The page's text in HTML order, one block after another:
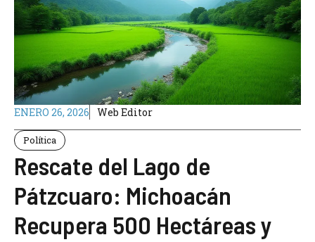
ENERO 26, 2026 Web Editor
Política
Rescate del Lago de
Pátzcuaro: Michoacán
Recupera 500 Hectáreas y